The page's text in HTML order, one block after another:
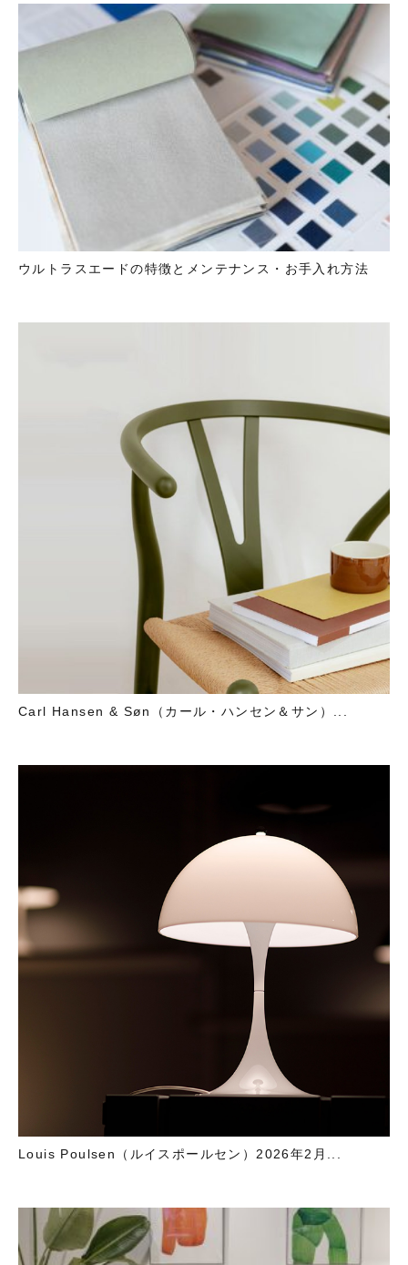
ウルトラスエードの特徴とメンテナンス・お手入れ方法
Carl Hansen & Søn（カール・ハンセン＆サン）...
Louis Poulsen（ルイスポールセン）2026年2月...